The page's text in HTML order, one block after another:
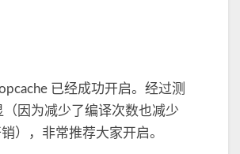
已经成功开启。经过测
（因为减少了编译次数也减少
销），非常推荐大家开启。